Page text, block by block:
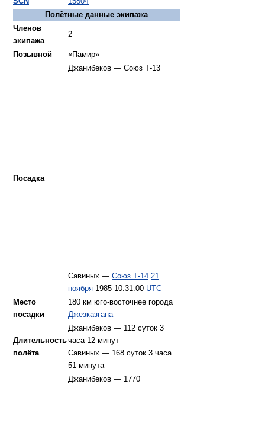
Полётные данные экипажа
Членов
экипажа
2
Позывной «Памир»
Посадка
Джанибеков — Союз Т-13
Савиных — Союз Т-14 21
ноября 1985 10:31:00 UTC
Место
посадки
180 км юго-восточнее города
Джезказгана
Длительность
полёта
Джанибеков — 112 суток 3
часа 12 минут
Савиных — 168 суток 3 часа
51 минута
Джанибеков — 1770